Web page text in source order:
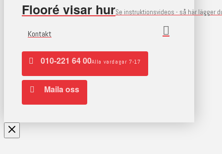
Flooré visar hurSe instruktionsvideos - så här lägger
Kontakt
010-221 64 00Alla vardagar 7-17
Maila oss